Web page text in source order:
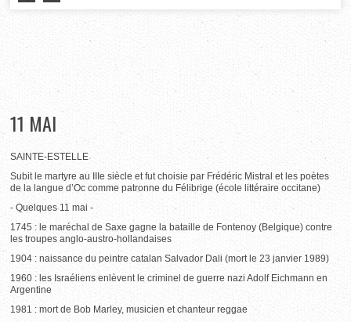
11 MAI
SAINTE-ESTELLE
Subit le martyre au IIIe siècle et fut choisie par Frédéric Mistral et les poètes
de la langue d’Oc comme patronne du Félibrige (école littéraire occitane)
- Quelques 11 mai -
1745 : le maréchal de Saxe gagne la bataille de Fontenoy (Belgique) contre
les troupes anglo-austro-hollandaises
1904 : naissance du peintre catalan Salvador Dali (mort le 23 janvier 1989)
1960 : les Israéliens enlèvent le criminel de guerre nazi Adolf Eichmann en
Argentine
1981 : mort de Bob Marley, musicien et chanteur reggae